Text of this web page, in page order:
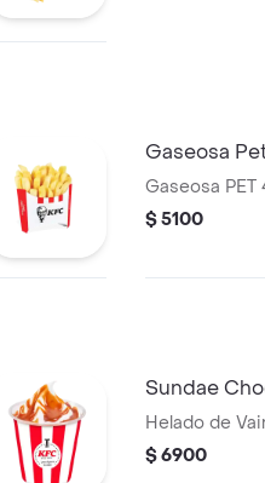
Gaseosa
Gaseosa
$ 5100
Sundae
Helado de
$ 6900